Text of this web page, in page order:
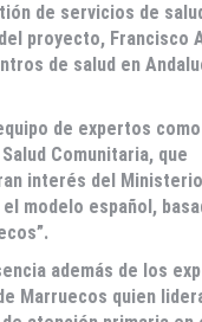
de servicios de
proyecto, Francisco
de salud en
de expertos
Comunitaria, que
interés del
modelo español,
además de los
Marruecos quien